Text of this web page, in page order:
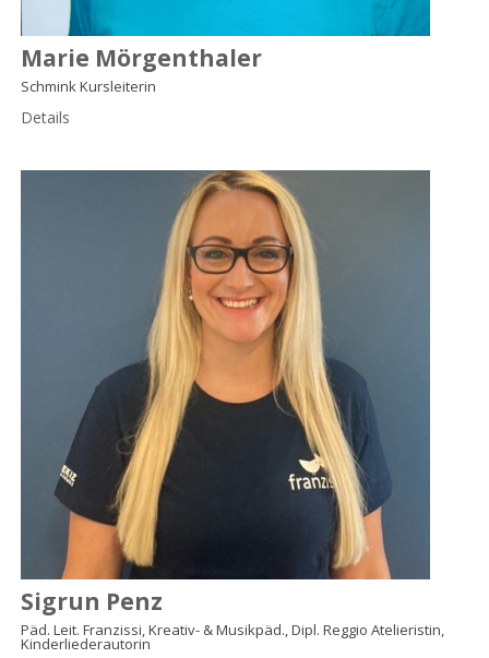
Marie Mörgenthaler
Schmink Kursleiterin
Details
Sigrun Penz
Päd. Leit. Franzissi, Kreativ- & Musikpäd., Dipl. Reggio Atelieristin,
Kinderliederautorin